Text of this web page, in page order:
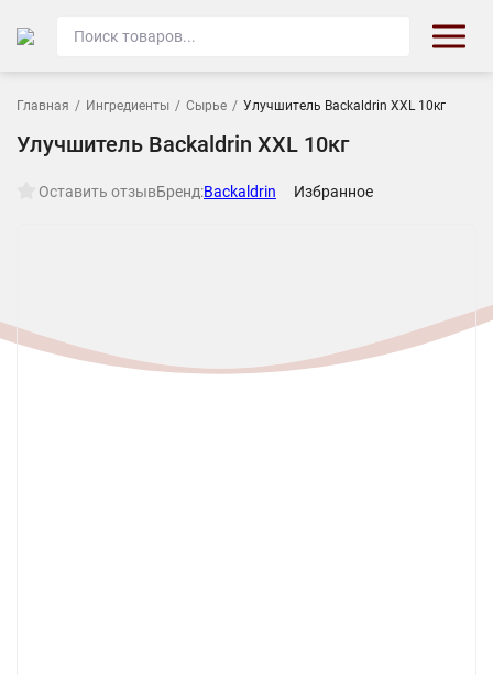
Главная / Ингредиенты / Сырье / Улучшитель Backaldrin XXL 10кг
Улучшитель Backaldrin XXL 10кг
Оставить отзывБренд:Backaldrin Избранное